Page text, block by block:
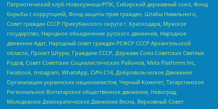
Патриотический клуб-Новокузнецк/РПК, Сибирский державный союз, Фонд
борьбы с коррупцией, Фонд защиты прав граждан, Штабы Навального,
Совет граждан СССР Прикубанского округа г. Краснодара, Мужское
государство, Народное объединение русского движения, Народное
движение Адат, Народный совет граждан РСФСР СССР Архангельской
области, Проект Штурм, Граждане СССР, Держава Союз Советских Светлых
Родов, Совет Советских Социалистических Районов, Meta Platforms Inc,
Facebook, Instagram, WhatsApp, СИЧ-С14, Добровольческое Движение
Организации украинских националистов, Черный Комитет, Татарстанское
Региональное Всетатарское общественное движение, Невоград,
Молодежное Демократическое Движение Весна, Верховный Совет